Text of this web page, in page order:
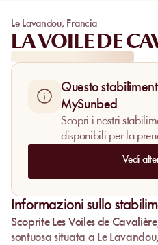
Le Lavandou, Francia
LA VOILE DE
Questo
MySunbed
Scopri i nostri
disponibili per la
Vedi
Informazioni sullo
Scoprite Les Voiles de Cavalière
sontuosa situata a Le